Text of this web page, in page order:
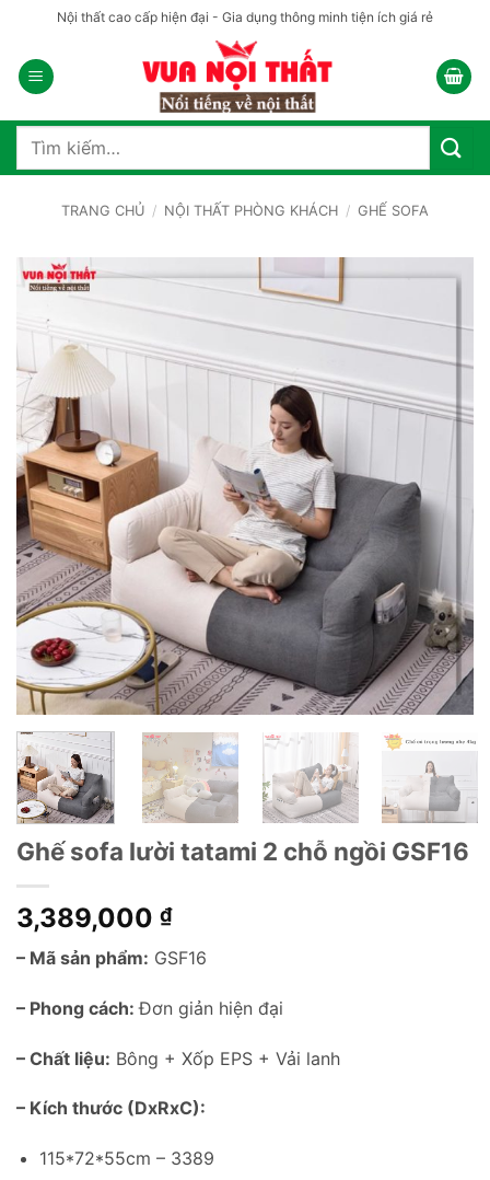
nội
dung
Nội thất cao cấp hiện đại - Gia dụng thông minh tiện ích giá rẻ
Tìm
TRANG CHỦ / NỘI THẤT PHÒNG KHÁCH / GHẾ SOFA
Ghế sofa lười tatami 2 chỗ ngồi GSF16
3,389,000 ₫
– Mã sản phẩm: GSF16
– Phong cách:Đơn giản hiện đại
– Chất liệu: Bông + Xốp EPS + Vải lanh
– Kích thước (DxRxC):
115*72*55cm – 3389